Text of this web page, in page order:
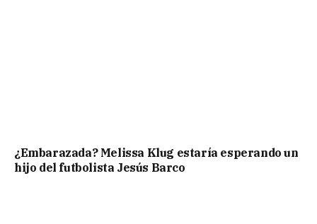
¿Embarazada? Melissa Klug estaría esperando un
hijo del futbolista Jesús Barco